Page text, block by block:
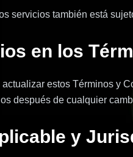
servicios también está
en los
actualizar estos Términos y
después de cualquier
y